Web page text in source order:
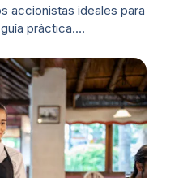
accionistas ideales para
práctica.…